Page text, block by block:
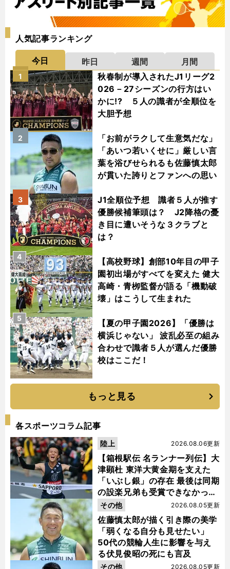
人気記事ランキング
今日 昨日 週間
月間
秋春制が導入されたJ1リーグ2
026－27シーズンの行方はい
かに!? ５人の識者が全順位を
大胆予想
1
「お前がラクして生意気だな」
「あいつ若いくせに」厳しい言
葉を浴びせられるも佐藤慎太郎
が貫いた誇りとファンへの思い
2
J1全順位予想 識者５人が推す
優勝候補筆頭は？ J2降格の憂
き目に遭いそうな３クラブと
は？
3
【高校野球】創部10年目の甲子
園初出場がすべてを変えた 健大
高崎・青栁監督が語る「機動破
壊」はこうして生まれた
4
【夏の甲子園2026】「優勝は
横浜じゃない」 波乱必至の組み
合わせで識者５人が選んだ優勝
校はここだ！
5
もっと見る
各スポーツコラム記事
【箱根駅伝 名ランナー列伝】大
津顕杜 東洋大黄金期を支えた
「いぶし銀」の存在 最後は同期
の設楽兄弟も受賞できなかった
金栗杯に輝く
2026.08.06更新
陸上
佐藤慎太郎が描く引き際の美学
「弱くなる自分も見せたい」
50代の競輪人生に影響を与え
る伏見俊昭の死にも言及
2026.08.05更新
その他
2026.08.05更新
その他